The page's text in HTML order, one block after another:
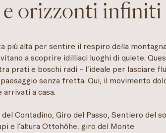
orizzonti infiniti
più alta per sentire il respiro della
a scoprire idilliaci luoghi di quiete.
prati e boschi radi – l’ideale per lasciare
senza fretta. Qui, il movimento
arrivati a casa.
Contadino, Giro del Passo, Sentiero del
e l’altura Ottohöhe, giro del Monte